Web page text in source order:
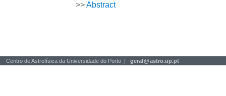
>>Abstract
Centro de Astrofísica da Universidade do Porto | geral@astro.up.pt